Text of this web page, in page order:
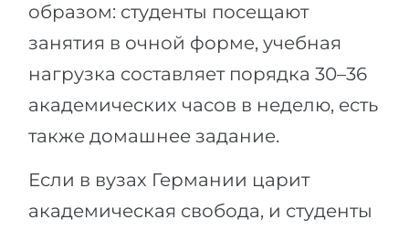
образом: студенты посещают
занятия в очной форме, учебная
нагрузка составляет порядка 30–36
академических часов в неделю, есть
также домашнее задание.
Если в вузах Германии царит
академическая свобода, и студенты